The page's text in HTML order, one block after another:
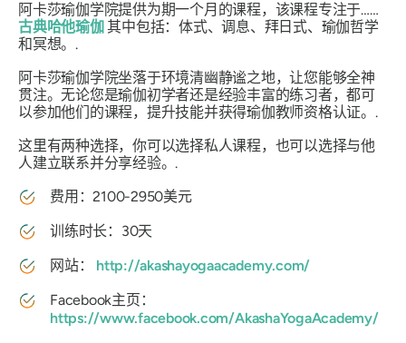
阿卡莎瑜伽学院提供为期一个月的课程，该课程专注于……
古典哈他瑜伽 其中包括：体式、调息、拜日式、瑜伽哲学
和冥想。.
阿卡莎瑜伽学院坐落于环境清幽静谧之地，让您能够全神
贯注。无论您是瑜伽初学者还是经验丰富的练习者，都可
以参加他们的课程，提升技能并获得瑜伽教师资格认证。.
这里有两种选择，你可以选择私人课程，也可以选择与他
人建立联系并分享经验。.
费用：2100-2950美元
训练时长：30天
网站： http://akashayogaacademy.com/
Facebook主页：
https://www.facebook.com/AkashaYogaAcademy/